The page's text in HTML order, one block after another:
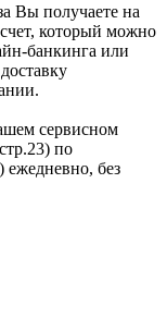
Вы получаете на
который можно
банкинга или
сервисном
по
ежедневно, без